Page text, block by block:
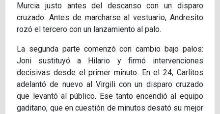
Murcia justo antes del descanso con un disparo
cruzado. Antes de marcharse al vestuario, Andresito
rozó el tercero con un lanzamiento al palo.
La segunda parte comenzó con cambio bajo palos:
Joni sustituyó a Hilario y firmó intervenciones
decisivas desde el primer minuto. En el 24, Carlitos
adelantó de nuevo al Virgili con un disparo cruzado
que levantó al público. Ese tanto encendió al equipo
gaditano, que en cuestión de minutos desató su mejor